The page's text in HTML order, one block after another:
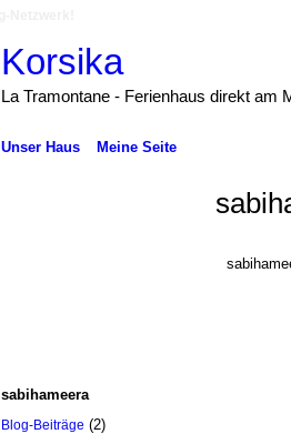
Korsika
La Tramontane - Ferienhaus direkt am
Unser Haus Meine Seite
sabihameera
Blog-Beiträge (2)